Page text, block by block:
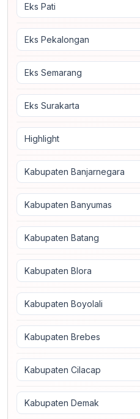
Eks Pati
Eks Pekalongan
Eks Semarang
Eks Surakarta
Highlight
Kabupaten Banjarnegara
Kabupaten Banyumas
Kabupaten Batang
Kabupaten Blora
Kabupaten Boyolali
Kabupaten Brebes
Kabupaten Cilacap
Kabupaten Demak